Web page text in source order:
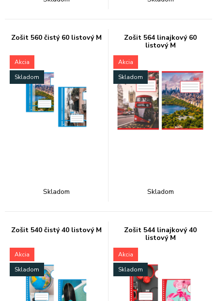
Zošit 560 čistý 60 listový M
Akcia
Skladom
Skladom
Zošit 564 linajkový 60
listový M
Akcia
Skladom
Skladom
Zošit 540 čistý 40 listový M
Akcia
Skladom
Zošit 544 linajkový 40
listový M
Akcia
Skladom